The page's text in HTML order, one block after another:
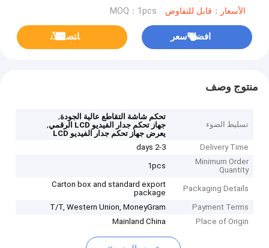
الأسعار：قابل للتفاوض MOQ：1pcs
افضل سعر ﺎﺘﺼﻟ ﺍﻶﻧ
منتوج وصف
تسليط الضوء
تحكم شاشة التقاطع عالية الجودة,
جهاز تحكم جدار الفيديو LCD الرقمي
,
يعرض جهاز تحكم جدار الفيديو LCD
Delivery Time
2-3 days
Minimum Order
Quantity
1pcs
Packaging Details
Carton box and standard export
package
Payment Terms
T/T, Western Union, MoneyGram
Place of Origin
Mainland China